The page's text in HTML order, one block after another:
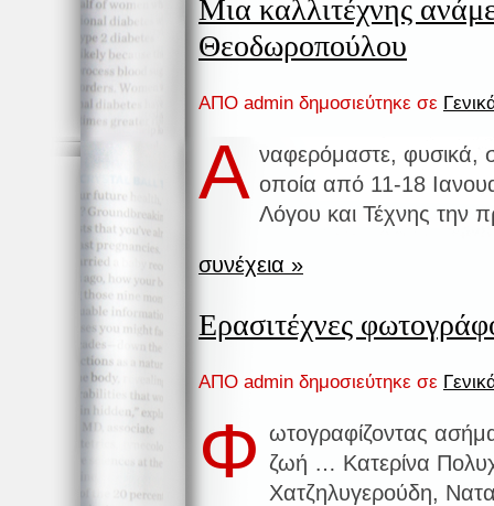
Μια καλλιτέχνης
Θεοδωροπούλου
ΑΠΟ admin δημοσιεύτηκε σε
Α ναφερόμαστε,
οποία από 11-18
Λόγου και Τέχνης την
συνέχεια »
Ερασιτέχνες
ΑΠΟ admin δημοσιεύτηκε σε
Φ ωτογραφίζοντας
ζωή … Κατερίνα
Χατζηλυγερούδη,